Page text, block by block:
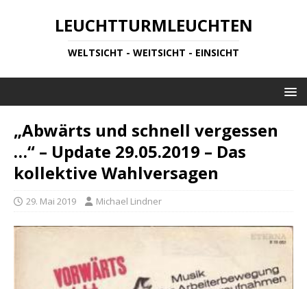
LEUCHTTURMLEUCHTEN
WELTSICHT - WEITSICHT - EINSICHT
„Abwärts und schnell vergessen
…“ – Update 29.05.2019 – Das
kollektive Wahlversagen
29. Mai 2019 Michael Lindner